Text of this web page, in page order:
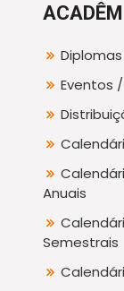
Eventos
Anuais
Semestrais